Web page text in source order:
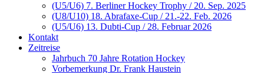
(U5/U6) 7. Berliner Hockey Trophy / 20. Sep. 2025
(U8/U10) 18. Abrafaxe-Cup / 21.-22. Feb. 2026
(U5/U6) 13. Dubti-Cup / 28. Februar 2026
Kontakt
Zeitreise
Jahrbuch 70 Jahre Rotation Hockey
Vorbemerkung Dr. Frank Haustein